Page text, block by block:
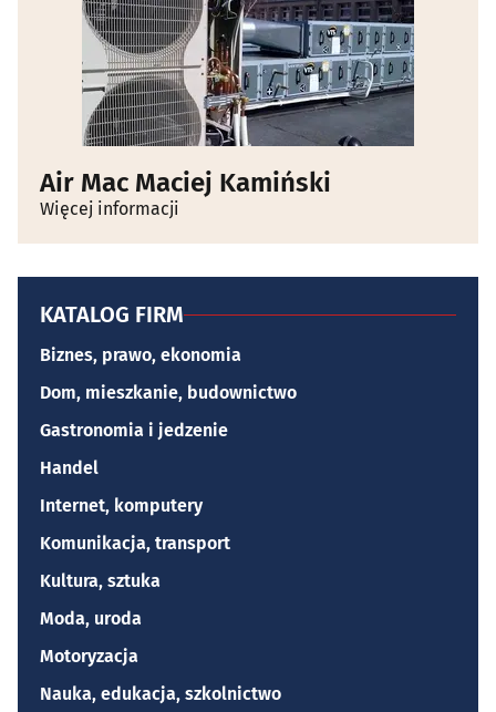
Air Mac Maciej Kamiński
Więcej informacji
KATALOG FIRM
Biznes, prawo, ekonomia
Dom, mieszkanie, budownictwo
Gastronomia i jedzenie
Handel
Internet, komputery
Komunikacja, transport
Kultura, sztuka
Moda, uroda
Motoryzacja
Nauka, edukacja, szkolnictwo